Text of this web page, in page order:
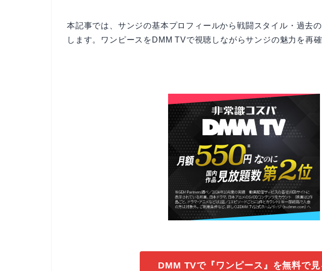
本記事では、サンジの基本プロフィールから戦闘スタイル・過去
します。ワンピースをDMM TVで視聴しながらサンジの魅力を再
DMM TVで『ワンピース』を無料で見